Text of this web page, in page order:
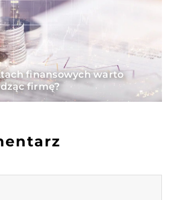
finansowych warto
firmę?